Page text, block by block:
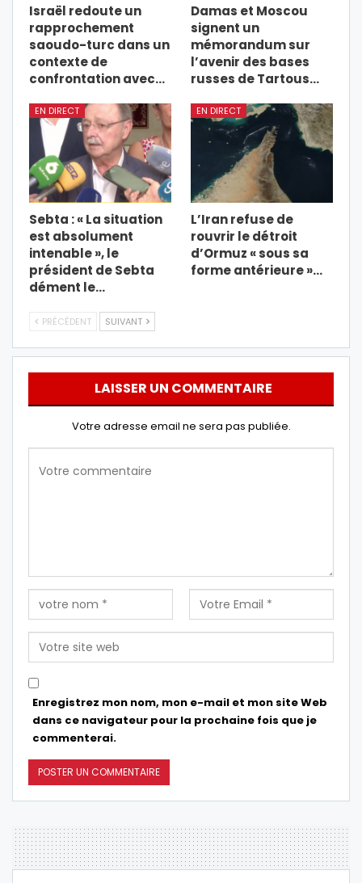
Israël redoute un
rapprochement
saoudo-turc dans un
contexte de
confrontation avec…
Damas et Moscou
signent un
mémorandum sur
l’avenir des bases
russes de Tartous…
EN DIRECT
Sebta : « La situation
est absolument
intenable », le
président de Sebta
dément le…
EN DIRECT
L’Iran refuse de
rouvrir le détroit
d’Ormuz « sous sa
forme antérieure »…
PRÉCÉDENT SUIVANT
LAISSER UN COMMENTAIRE
Votre adresse email ne sera pas publiée.
Enregistrez mon nom, mon e-mail et mon site Web
dans ce navigateur pour la prochaine fois que je
commenterai.